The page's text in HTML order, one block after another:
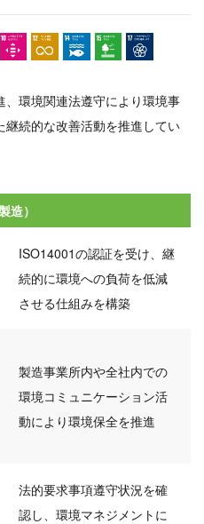
環境関連法遵守により環境事
続的な改善活動を推進してい
造）
ISO14001の認証を受け、継
続的に環境への負荷を低減
させる仕組みを構築
製造事業所内や全社内での
環境コミュニケーション活
動により環境保全を推進
法的要求事項遵守状況を確
認し、環境マネジメントに